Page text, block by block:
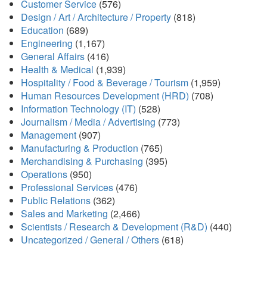
Customer Service (576)
Design / Art / Architecture / Property (818)
Education (689)
Engineering (1,167)
General Affairs (416)
Health & Medical (1,939)
Hospitality / Food & Beverage / Tourism (1,959)
Human Resources Development (HRD) (708)
Information Technology (IT) (528)
Journalism / Media / Advertising (773)
Management (907)
Manufacturing & Production (765)
Merchandising & Purchasing (395)
Operations (950)
Professional Services (476)
Public Relations (362)
Sales and Marketing (2,466)
Scientists / Research & Development (R&D) (440)
Uncategorized / General / Others (618)